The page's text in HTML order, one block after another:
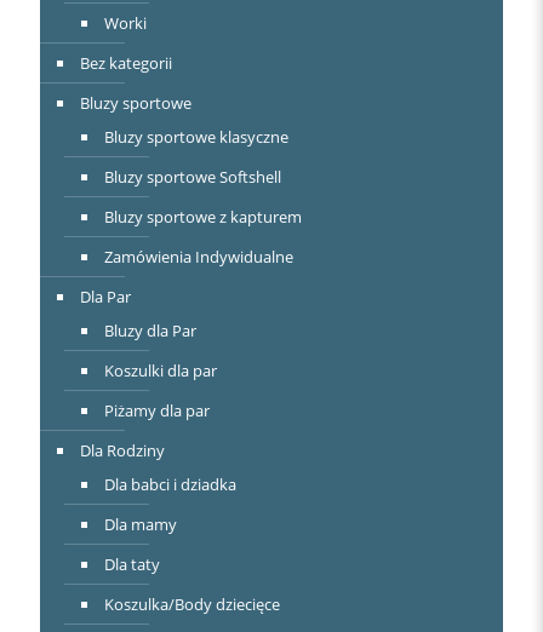
Worki
Bez kategorii
Bluzy sportowe
Bluzy sportowe klasyczne
Bluzy sportowe Softshell
Bluzy sportowe z kapturem
Zamówienia Indywidualne
Dla Par
Bluzy dla Par
Koszulki dla par
Piżamy dla par
Dla Rodziny
Dla babci i dziadka
Dla mamy
Dla taty
Koszulka/Body dziecięce